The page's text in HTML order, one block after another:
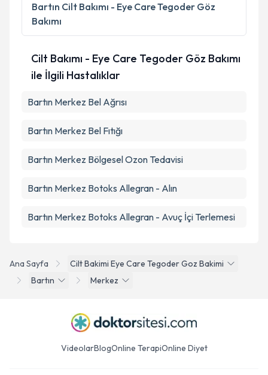
Ana Sayfa
Cilt Bakimi Eye Care Tegoder Goz Bakimi
Bartın
Merkez
Bartın Cilt Bakımı - Eye Care Tegoder Göz
Bakımı
Cilt Bakımı - Eye Care Tegoder Göz Bakımı
ile İlgili Hastalıklar
Bartın Merkez Bel Ağrısı
Bartın Merkez Bel Fıtığı
Bartın Merkez Bölgesel Ozon Tedavisi
Bartın Merkez Botoks Allegran - Alın
Bartın Merkez Botoks Allegran - Avuç İçi Terlemesi
VideolarBlogOnline TerapiOnline Diyet